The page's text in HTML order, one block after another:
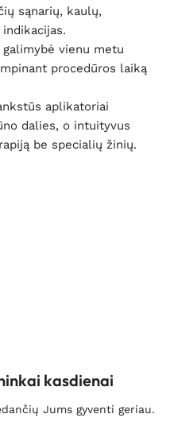
sąnarių, kaulų,
vienu metu
procedūros laiką
aplikatoriai
dalies, o intuityvus
be specialių žinių.
kasdienai
Jums gyventi geriau.